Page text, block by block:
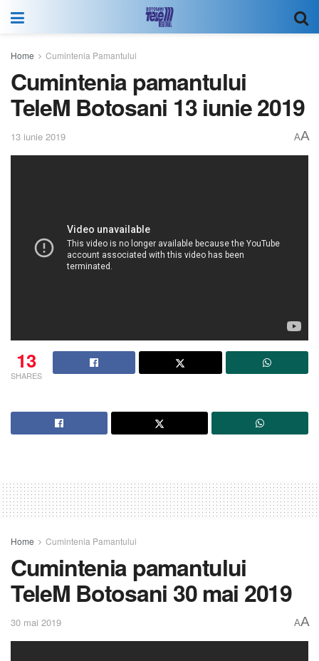
Home Cumintenia Pamantului
Cumintenia pamantului
TeleM Botosani 13 iunie 2019
13 iunie 2019 AA
13
SHARES
Home Cumintenia Pamantului
Cumintenia pamantului
TeleM Botosani 30 mai 2019
30 mai 2019 AA